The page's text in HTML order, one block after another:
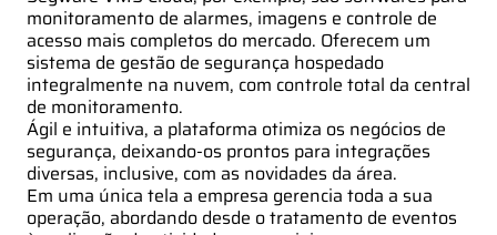
monitoramento de alarmes, imagens e controle de
acesso mais completos do mercado. Oferecem um
sistema de gestão de segurança hospedado
integralmente na nuvem, com controle total da central
de monitoramento.
Ágil e intuitiva, a plataforma otimiza os negócios de
segurança, deixando-os prontos para integrações
diversas, inclusive, com as novidades da área.
Em uma única tela a empresa gerencia toda a sua
operação, abordando desde o tratamento de eventos